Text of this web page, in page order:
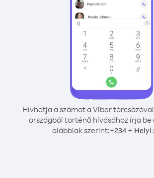
Hívhatja a számot a Viber
országból történő hívásához írja be
alábbiak szerint:+234 + Helyi